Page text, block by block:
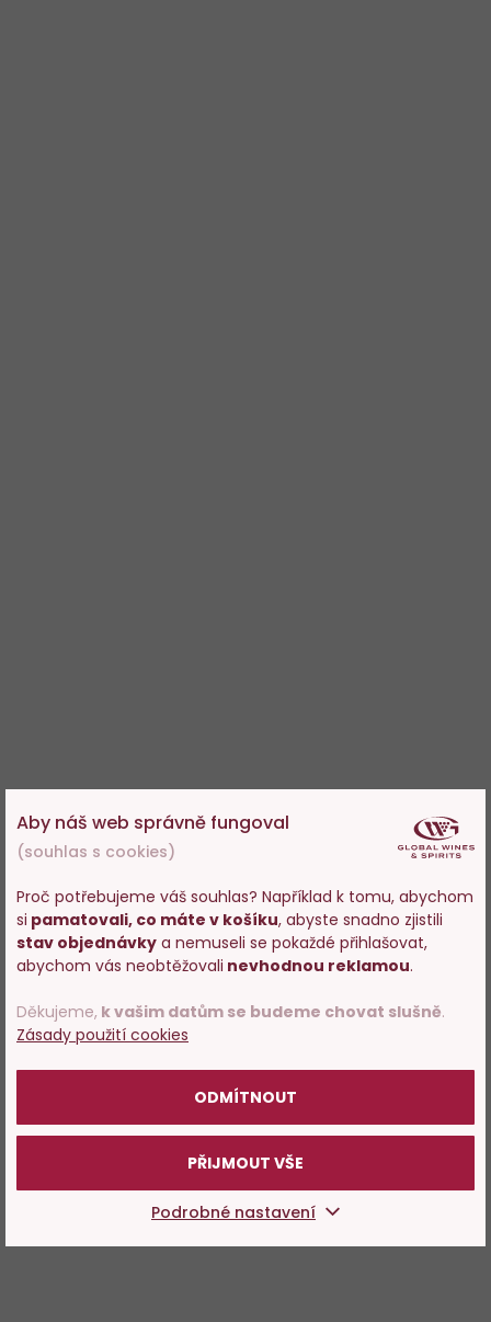
Aby náš web správně fungoval
(souhlas s cookies)
Proč potřebujeme váš souhlas? Například k tomu, abychom
si pamatovali, co máte v košíku, abyste snadno zjistili
stav objednávky a nemuseli se pokaždé přihlašovat,
abychom vás neobtěžovali nevhodnou reklamou.
Děkujeme, k vašim datům se budeme chovat slušně.
Zásady použití cookies
ODMÍTNOUT
PŘIJMOUT VŠE
Podrobné nastavení
Vstupujete na stránky
s prodejem alkoholu. Prosím